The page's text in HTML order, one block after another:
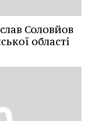
Соловйов
області